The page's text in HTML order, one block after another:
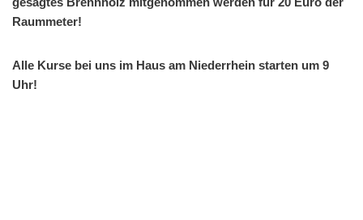
Raummeter!
Alle Kurse bei uns im Haus am Niederrhein starten um 9
Uhr!